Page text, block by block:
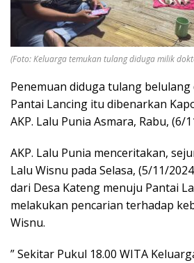
(Foto: Keluarga temukan tulang diduga milik
Penemuan diduga tulang belulang
Pantai Lancing itu dibenarkan
AKP. Lalu Punia Asmara, Rabu, (6/
AKP. Lalu Punia menceritakan,
Lalu Wisnu pada Selasa, (5/11/
dari Desa Kateng menuju Pantai
melakukan pencarian terhadap
Wisnu.
” Sekitar Pukul 18.00 WITA